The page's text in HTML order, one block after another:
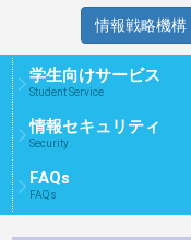
情報戦略機構
学生向けサービス
Student Service
情報セキュリティ
Security
FAQs
FAQs